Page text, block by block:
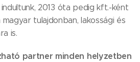
2013 óta pedig kft.-ként
tulajdonban, lakossági és
is.
partner minden helyzetben